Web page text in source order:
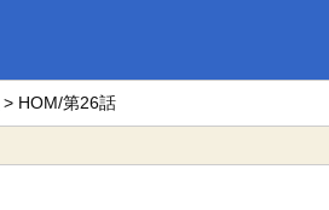
> HOM/第26話